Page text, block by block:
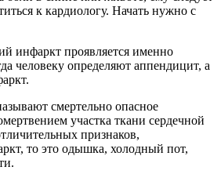
к кардиологу. Начать нужно с
инфаркт проявляется именно
человеку определяют аппендицит, а
смертельно опасное
участка ткани сердечной
признаков,
то это одышка, холодный пот,